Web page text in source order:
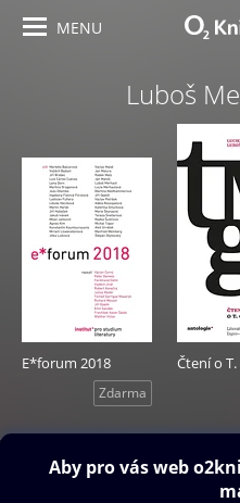
MENU
Luboš
E*forum 2018
Zdarma
Obsah ke stažení